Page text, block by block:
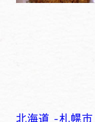
北海道 -札幌市